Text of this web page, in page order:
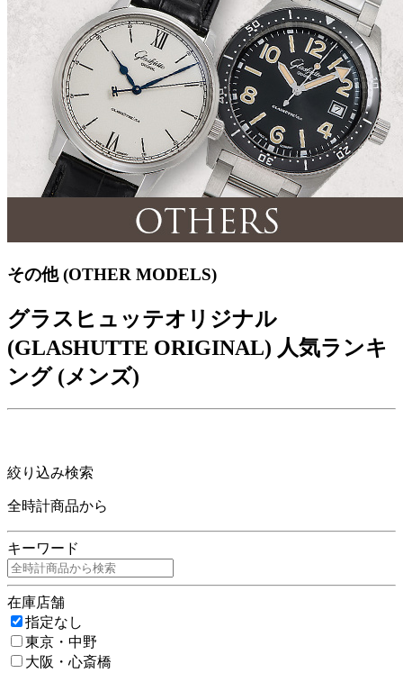
その他 (OTHER MODELS)
グラスヒュッテオリジナル
(GLASHUTTE ORIGINAL) 人気ランキ
ング (メンズ)
絞り込み検索
全時計商品から
キーワード
在庫店舗
指定なし
東京・中野
大阪・心斎橋